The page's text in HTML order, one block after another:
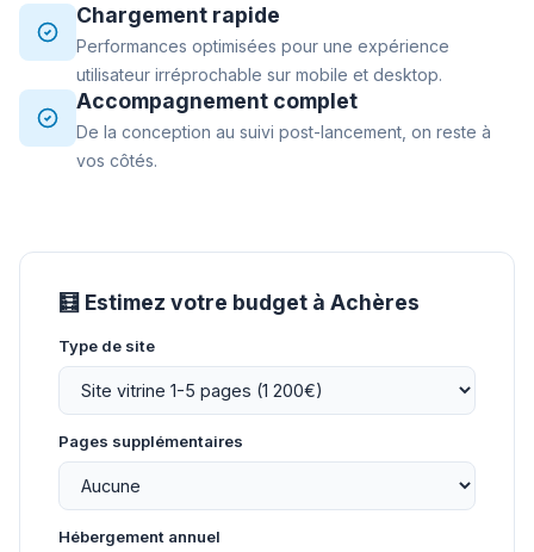
Chargement rapide
Performances optimisées pour une expérience
utilisateur irréprochable sur mobile et desktop.
Accompagnement complet
De la conception au suivi post-lancement, on reste à
vos côtés.
🧮 Estimez votre budget à Achères
Type de site
Pages supplémentaires
Hébergement annuel